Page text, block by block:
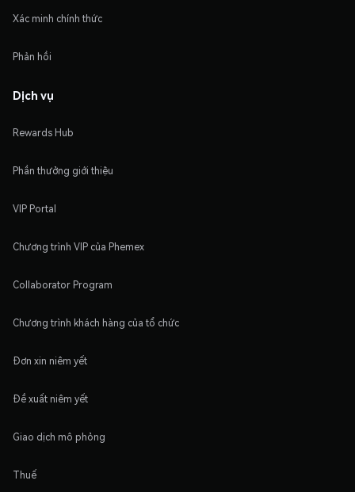
Xác minh chính thức
Phản hồi
Dịch vụ
Rewards Hub
Phần thưởng giới thiệu
VIP Portal
Chương trình VIP của Phemex
Collaborator Program
Chương trình khách hàng của tổ chức
Đơn xin niêm yết
Đề xuất niêm yết
Giao dịch mô phỏng
Thuế